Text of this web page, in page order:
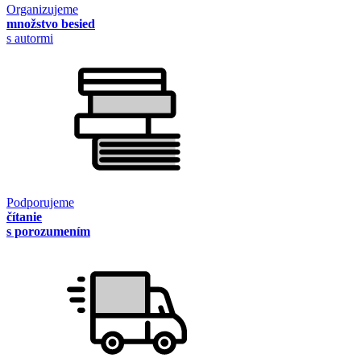
Organizujeme
množstvo besied
s autormi
Podporujeme
čítanie
s porozumením